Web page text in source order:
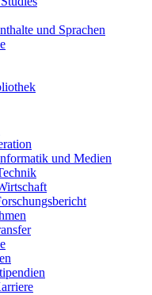
und Sprachen
und Medien